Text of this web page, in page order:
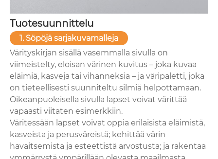
Tuotesuunnittelu
1. Söpöjä sarjakuvamalleja
Värityskirjan sisällä vasemmalla sivulla on
viimeistelty, eloisan värinen kuvitus – joka kuvaa
eläimiä, kasveja tai vihanneksia – ja väripaletti, joka
on tieteellisesti suunniteltu silmiä helpottamaan.
Oikeanpuoleisella sivulla lapset voivat värittää
vapaasti viitaten esimerkkiin.
Väritessään lapset voivat oppia erilaisista eläimistä,
kasveista ja perusväreistä; kehittää värin
havaitsemista ja esteettistä arvostusta; ja rakentaa